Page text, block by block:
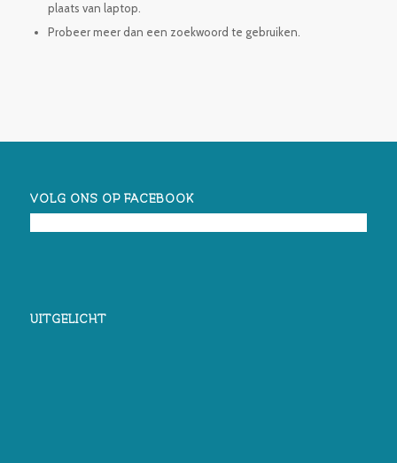
plaats van laptop.
Probeer meer dan een zoekwoord te gebruiken.
VOLG ONS OP FACEBOOK
UITGELICHT